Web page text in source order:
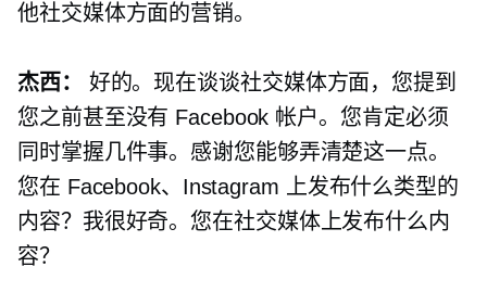
他社交媒体方面的营销。
杰西：
好的。现在谈谈社交媒体方面，您提到
您之前甚至没有 Facebook 帐户。您肯定必须
同时掌握几件事。感谢您能够弄清楚这一点。
您在 Facebook、Instagram 上发布什么类型的
内容？我很好奇。您在社交媒体上发布什么内
容？